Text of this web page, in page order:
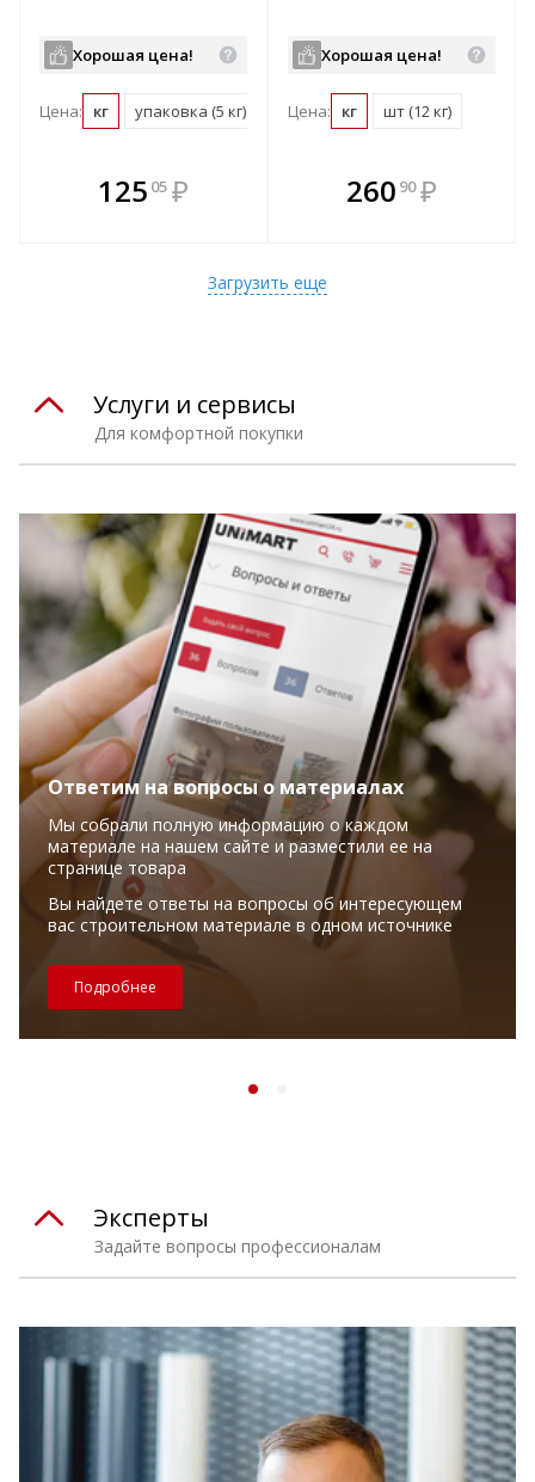
Хорошая цена!
Цена: кг упаковка (5 кг)
125 05 ₽
В комплекте
всегда выгоднее!
Хорошая цена!
Цена: кг шт (12 кг)
В комплекте
всегда выгоднее!
260 90 ₽
Загрузить еще
Для комфортной покупки
Услуги и сервисы
Ответим на вопросы о материалах
Мы собрали полную информацию о каждом
материале на нашем сайте и разместили ее на
странице товара
Вы найдете ответы на вопросы об интересующем
вас строительном материале в одном источнике
Подробнее
Задайте вопросы профессионалам
Эксперты